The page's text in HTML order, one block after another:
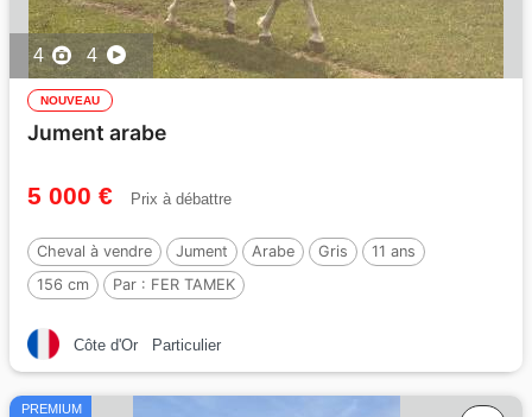
4 4
NOUVEAU
Jument arabe
5 000 € Prix à débattre
Cheval à vendre Jument Arabe Gris
11 ans
156 cm
Par : FER TAMEK
Côte d'Or Particulier
PREMIUM